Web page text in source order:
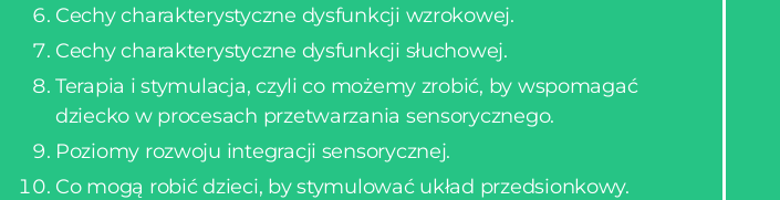
Cechy charakterystyczne dysfunkcji wzrokowej.
Cechy charakterystyczne dysfunkcji słuchowej.
Terapia i stymulacja, czyli co możemy zrobić, by wspomagać
dziecko w procesach przetwarzania sensorycznego.
Poziomy rozwoju integracji sensorycznej.
Co mogą robić dzieci, by stymulować układ przedsionkowy.